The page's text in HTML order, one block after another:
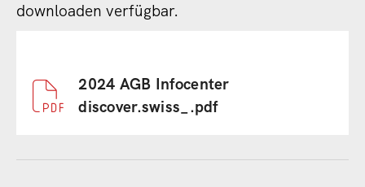
downloaden verfügbar.
Document2024 AGB Infocenter
discover.swiss_.pdf